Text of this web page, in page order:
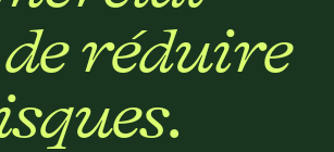
de réduire
sques.